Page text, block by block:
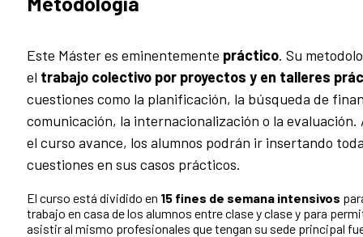
Este Máster es eminentemente práctico. Su
el trabajo colectivo por proyectos y en talleres
cuestiones como la planificación, la búsqueda de
comunicación, la internacionalización o la evaluación.
el curso avance, los alumnos podrán ir insertando
cuestiones en sus casos prácticos.
El curso está dividido en 15 fines de semana intensivos
trabajo en casa de los alumnos entre clase y clase y para
asistir al mismo profesionales que tengan su sede principal